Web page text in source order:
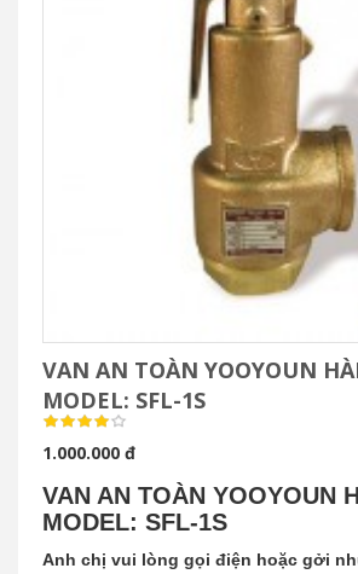
VAN AN TOÀN YOOYOUN
MODEL: SFL-1S
1.000.000 đ
VAN AN TOÀN YOOYOUN
MODEL: SFL-1S
Anh chị vui lòng gọi điện hoặc gởi